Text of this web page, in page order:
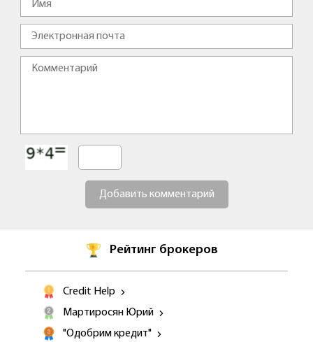
Добавить комментарий
Рейтинг брокеров
Credit Help
Мартиросян Юрий
"Одобрим кредит"